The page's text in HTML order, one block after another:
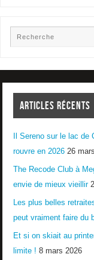
ARTICLES RÉCENTS
Il Sereno sur le lac de
rouvre en 2026 26
The Recode Club à
envie de mieux vieillir
Les plus belles
peut vraiment faire du
Et si on skiait au
limite ! 8 mars 2026